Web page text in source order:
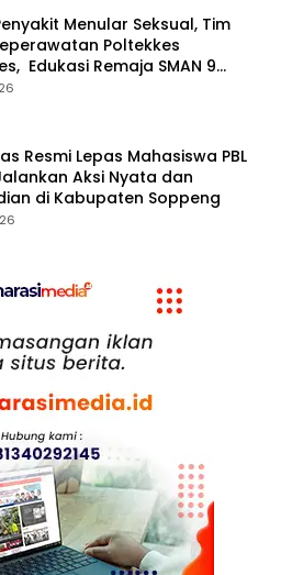
Menular Seksual, Tim
Poltekkes
Edukasi Remaja SMAN 9
Resmi Lepas Mahasiswa PBL
Aksi Nyata dan
di Kabupaten Soppeng